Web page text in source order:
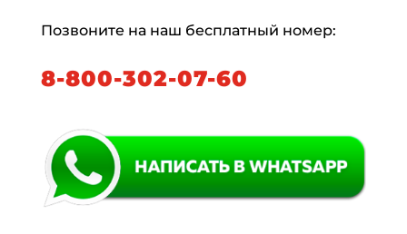
Позвоните на наш бесплатный номер:
8-800-302-07-60